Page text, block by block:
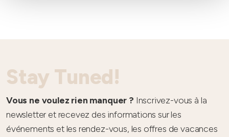
Stay Tuned!
Vous ne voulez rien manquer ? Inscrivez-vous à la
newsletter et recevez des informations sur les
événements et les rendez-vous, les offres de vacances